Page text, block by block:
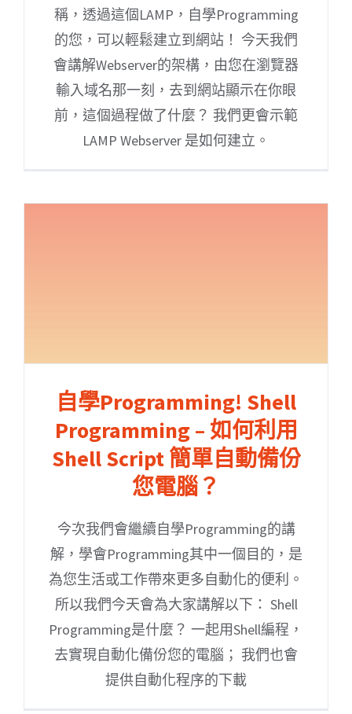
稱，透過這個LAMP，自學Programming
的您，可以輕鬆建立到網站！ 今天我們
會講解Webserver的架構，由您在瀏覽器
輸入域名那一刻，去到網站顯示在你眼
前，這個過程做了什麼？ 我們更會示範
LAMP Webserver 是如何建立。
自學Programming! Shell
Programming – 如何利用
Shell Script 簡單自動備份
您電腦？
今次我們會繼續自學Programming的講
解，學會Programming其中一個目的，是
為您生活或工作帶來更多自動化的便利。
所以我們今天會為大家講解以下： Shell
Programming是什麼？ 一起用Shell編程，
去實現自動化備份您的電腦； 我們也會
提供自動化程序的下載